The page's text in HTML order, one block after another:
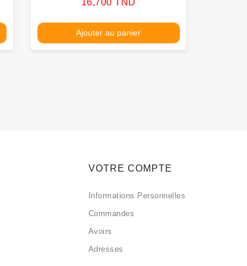
16,700 TND
Ajouter au panier
VOTRE COMPTE
Informations Personnelles
Commandes
Avoirs
Adresses